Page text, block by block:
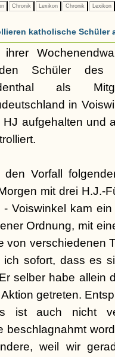
Chronik Lexikon Chronik Lexikon
katholische Schüler
ihrer
Schüler des
als
in
HJ aufgehalten und
Vorfall
mit drei H.J.-
- Voiswinkel kam
Ordnung, mit
von verschiedenen
ich sofort, dass es
selber habe allein
getreten.
ist auch nicht
beschlagnahmt
weil wir